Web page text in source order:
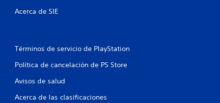
Acerca de SIE
Términos de servicio de PlayStation
Política de cancelación de PS Store
Avisos de salud
Acerca de las clasificaciones